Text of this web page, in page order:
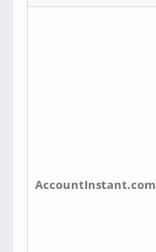
AccountInstant.com